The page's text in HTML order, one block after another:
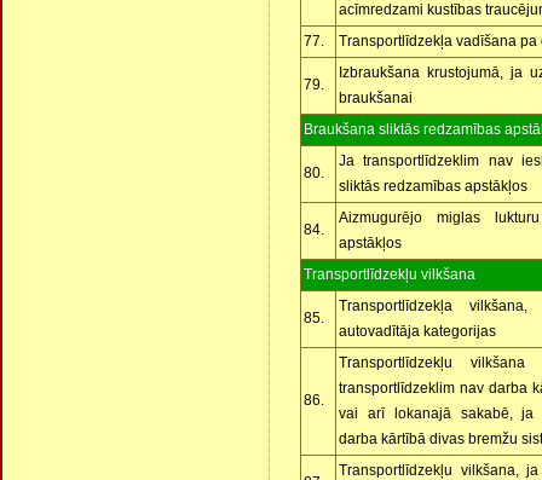
acīmredzami kustības
77.
Transportlīdzekļa vadīšana
79.
Izbraukšana krustojumā, ja
braukšanai
Braukšana sliktās redzamības
80.
Ja transportlīdzeklim nav
sliktās redzamības apstākļos
84.
Aizmugurējo miglas
apstākļos
Transportlīdzekļu vilkšana
85.
Transportlīdzekļa
autovadītāja kategorijas
86.
Transportlīdzekļu
transportlīdzeklim nav darba
vai arī lokanajā sakabē, ja
darba kārtībā divas bremžu
Transportlīdzekļu vilkšana,